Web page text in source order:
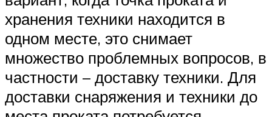
хранения техники находится в
одном месте, это снимает
множество проблемных вопросов, в
частности – доставку техники. Для
доставки снаряжения и техники до